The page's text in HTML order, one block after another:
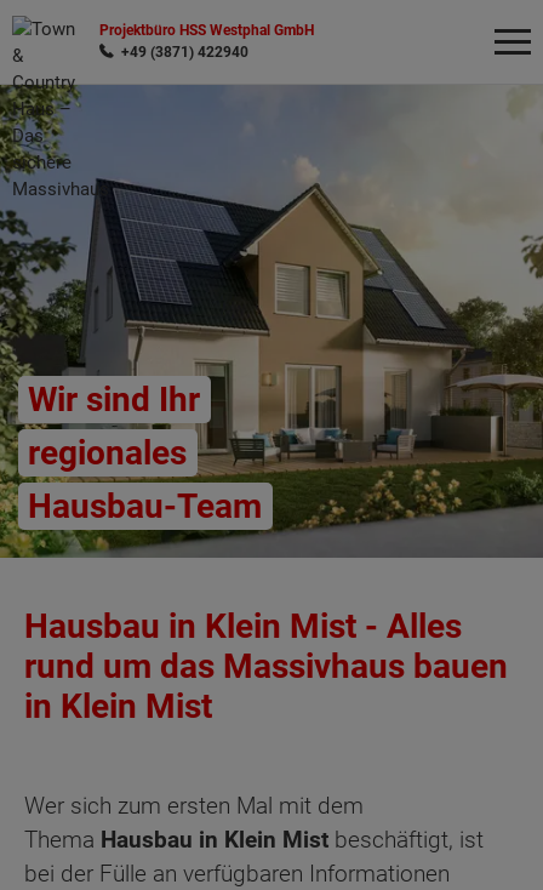
Projektbüro HSS Westphal GmbH
+49 (3871) 422940
Wir sind Ihr
regionales
Hausbau-Team
Hausbau in Klein Mist - Alles
rund um das Massivhaus bauen
in Klein Mist
Wer sich zum ersten Mal mit dem
Thema Hausbau in Klein Mist beschäftigt, ist
bei der Fülle an verfügbaren Informationen
Wonach möchten Sie suchen?